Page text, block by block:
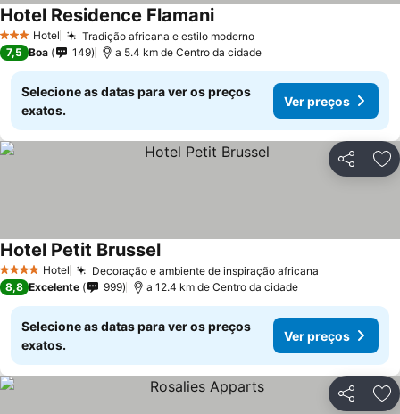
3 EstrelasHotel Tradição africana e estilo moderno
Hotel Residence Flamani
7,5 Boa 149 a 5.4 km de Centro da cidade
Selecione as datas para ver os preços
exatos.
Ver preços
Partilhar
4 EstrelasHotel Decoração e ambiente de inspiração africana
Hotel Petit Brussel
8,8 Excelente 999 a 12.4 km de Centro da cidade
Selecione as datas para ver os preços
exatos.
Ver preços
Partilhar